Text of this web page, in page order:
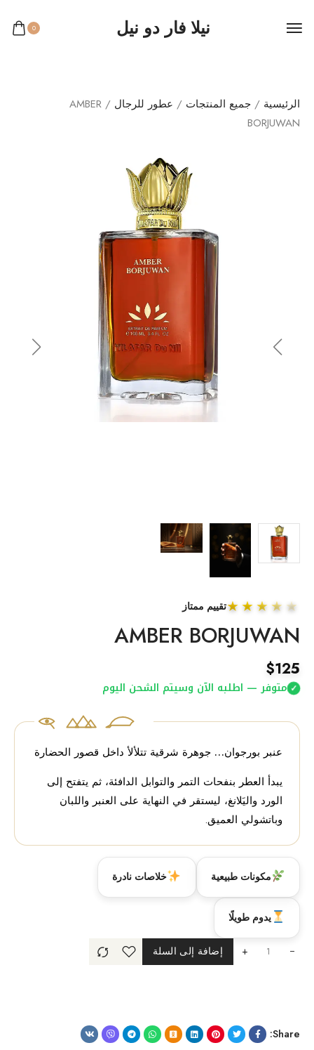
نيلا فار دو نيل 0
الرئيسية / جميع المنتجات / عطور للرجال
/ AMBER
BORJUWAN
★★★★★تقييم ممتاز
AMBER BORJUWAN
$125
✓ متوفر — اطلبه الآن وسيتم الشحن اليوم
عنبر بورجوان… جوهرة شرقية تتلألأ داخل قصور الحضارة
يبدأ العطر بنفحات التمر والتوابل الدافئة، ثم يتفتح إلى
الورد واليَلانغ، ليستقر في النهاية على العنبر واللبان
وباتشولي العميق.
مكونات طبيعية خلاصات نادرة
يدوم طويلًا
+ إضافة إلى السلة
Share: